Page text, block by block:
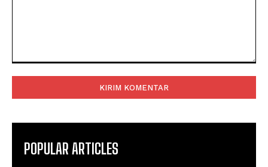
POPULAR ARTICLES